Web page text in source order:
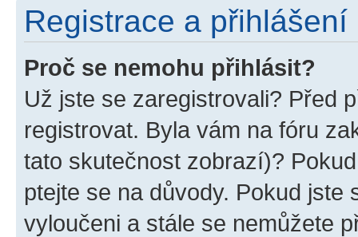
Registrace a přihlášení
Proč se nemohu přihlásit?
Už jste se zaregistrovali? Před
registrovat. Byla vám na fóru
tato skutečnost zobrazí)?
ptejte se na důvody. Pokud jste
vyloučeni a stále se nemůžete